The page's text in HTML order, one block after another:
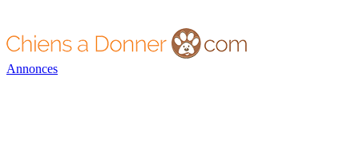
Annonces